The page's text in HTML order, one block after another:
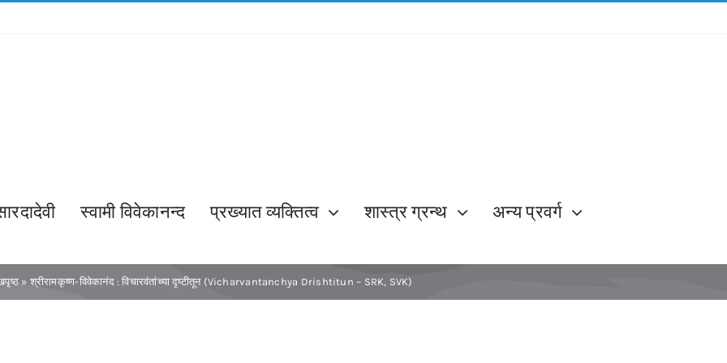
स्वामी विवेकानन्द प्रख्यात व्यक्तित्व शास्त्र ग्रन्थ अन्य प्रवर्ग
» श्रीरामकृष्ण-विवेकानंद : विचारवंतांच्या दृष्टीतून (Vicharvantanchya Drishtitun – SRK, SVK)